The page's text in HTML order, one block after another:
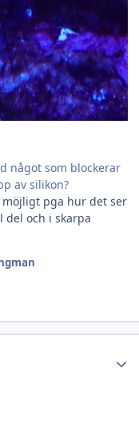
något som blockerar
av silikon?
pga hur det ser
del och i skarpa